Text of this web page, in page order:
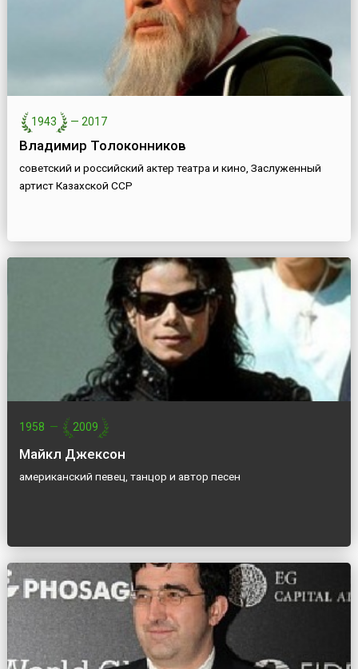
1943 — 2017
Владимир Толоконников
советский и российский актер театра и кино, Заслуженный
артист Казахской ССР
1958 — 2009
Майкл Джексон
американский певец, танцор и автор песен